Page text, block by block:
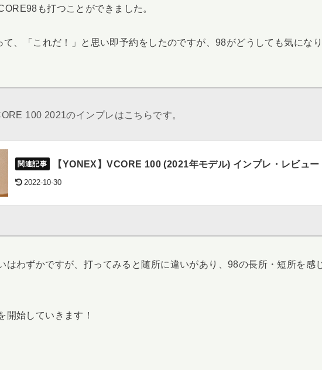
も打つことができました。
、「これだ！」と思い即予約をしたのですが、98がどうしても気にな
100 2021のインプレはこちらです。
【YONEX】VCORE 100 (2021年モデル) インプレ・レビュー
2022-10-30
はわずかですが、打ってみると随所に違いがあり、98の長所・短所を感
開始していきます！